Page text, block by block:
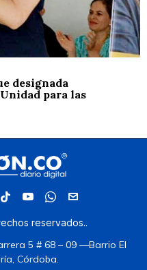
designada
para las
reservados..
5 # 68 – 09 —Barrio El
Córdoba.